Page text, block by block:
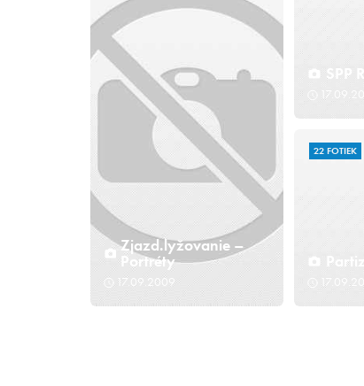
Zjazd.lyžovanie –
Portréty
17.09.2009
22 FOTIEK
SPP